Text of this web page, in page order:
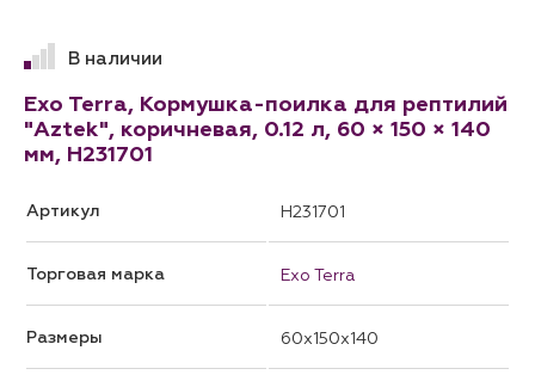
В наличии
Exo Terra, Кормушка-поилка для рептилий
"Aztek", коричневая, 0.12 л, 60 × 150 × 140
мм, H231701
Артикул H231701
Торговая марка Exo Terra
Размеры 60x150x140